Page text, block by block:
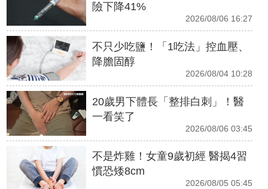
險下降41%
2026/08/06 16:27
不只少吃鹽！「1吃法」控血壓、
降膽固醇
2026/08/04 10:28
20歲男下體長「整排白刺」！醫
一看笑了
2026/08/06 03:45
不是炸雞！女童9歲初經 醫揭4習
慣恐矮8cm
2026/08/05 05:45